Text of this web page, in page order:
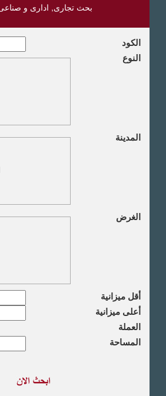
بحث تجارى, ادارى و
الكود
النوع
المدينة
الغرض
أقل ميزانية
أعلى ميزانية
العملة
المساحة